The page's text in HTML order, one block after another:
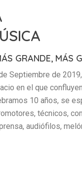
GRANDE, MÁS
Septiembre de
en el que
10 años, se
técnicos,
audiófilos,